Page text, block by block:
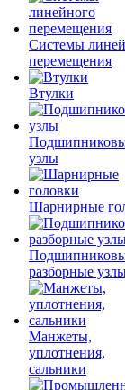
Системы
перемещения
Втулки
узлы
Шарнирные
разборные
Манжеты,
уплотнения,
сальники